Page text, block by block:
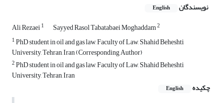
نویسندگان English
Ali Rezaei1 Sayyed Rasol Tabatabaei Moghaddam2
1PhD student in oil and gas law, Faculty of Law, Shahid Beheshti
University, Tehran, Iran (Corresponding Author)
2PhD student in oil and gas law, Faculty of Law, Shahid Beheshti
University, Tehran, Iran
چکیده
English